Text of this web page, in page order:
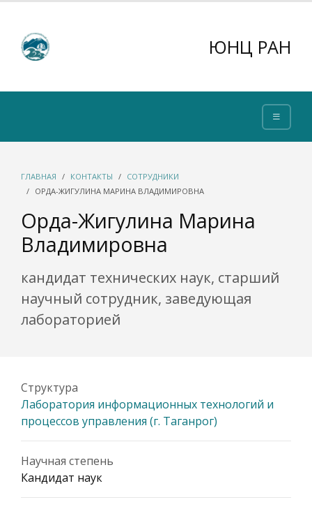
ЮНЦ РАН
ГЛАВНАЯ КОНТАКТЫ
СОТРУДНИКИ
ОРДА-ЖИГУЛИНА МАРИНА ВЛАДИМИРОВНА
Орда-Жигулина Марина
Владимировна
кандидат технических наук, старший
научный сотрудник, заведующая
лабораторией
Структура
Лаборатория информационных технологий и
процессов управления (г. Таганрог)
Научная степень
Кандидат наук